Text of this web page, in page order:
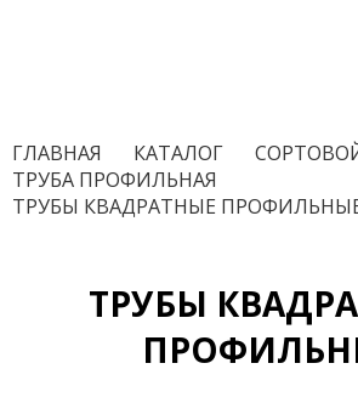
ГЛАВНАЯ КАТАЛОГ
ТРУБА ПРОФИЛЬНАЯ
ТРУБЫ КВАДРАТНЫЕ
ТРУБЫ